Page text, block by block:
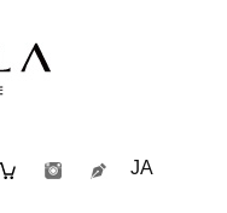
JA